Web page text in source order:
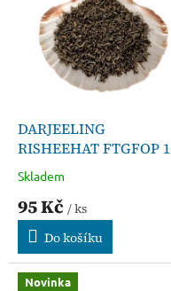
d
u
k
ů
DARJEELING
RISHEEHAT FTGFOP 1
second flush- zelený čaj
50g
Skladem
95 Kč / ks
Do košíku
Novinka